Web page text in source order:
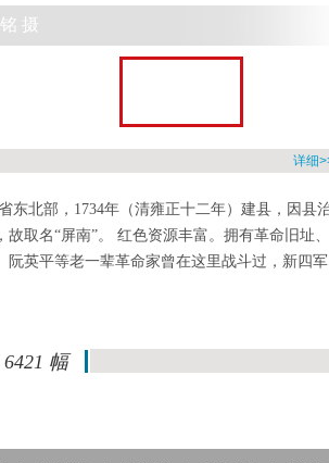
摄
详细
东北部，1734年（清雍正十二年）建县，因县
故取名“屏南”。 红色资源丰富。拥有革命旧址
阮英平等老一辈革命家曾在这里战斗过，新四军
幅